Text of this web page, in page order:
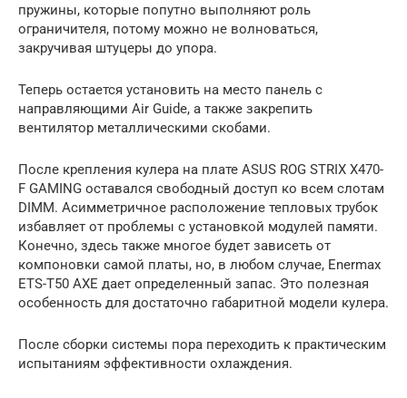
пружины, которые попутно выполняют роль
ограничителя, потому можно не волноваться,
закручивая штуцеры до упора.
Теперь остается установить на место панель с
направляющими Air Guide, а также закрепить
вентилятор металлическими скобами.
После крепления кулера на плате ASUS ROG STRIX X470-
F GAMING оставался свободный доступ ко всем слотам
DIMM. Асимметричное расположение тепловых трубок
избавляет от проблемы с установкой модулей памяти.
Конечно, здесь также многое будет зависеть от
компоновки самой платы, но, в любом случае, Enermax
ETS-T50 AXE дает определенный запас. Это полезная
особенность для достаточно габаритной модели кулера.
После сборки системы пора переходить к практическим
испытаниям эффективности охлаждения.